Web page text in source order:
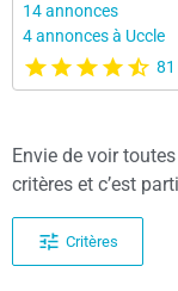
14 annonces
4 annonces à Uccle
Envie de voir
critères et c’est
Critères